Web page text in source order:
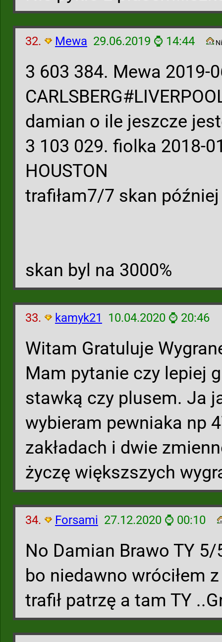
32. Mewa 29.06.2019 ⌚ 14:44
3 603 384. Mewa 2019-
damian o ile jeszcze
3 103 029. fiolka 2018-
HOUSTON
trafiłam7/7 skan później
skan byl na 3000%
33. kamyk21 10.04.2020 ⌚ 20:46
Witam Gratuluje
Mam pytanie czy lepiej
stawką czy plusem. Ja
wybieram pewniaka np
zakładach i dwie
życzę większszych
34. Forsami 27.12.2020 ⌚ 00:10
No Damian Brawo TY
bo niedawno wróciłem
trafił patrzę a tam TY